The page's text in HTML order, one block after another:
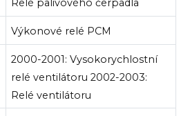
Relé palivového čerpadla
Výkonové relé PCM
2000-2001: Vysokorychlostní
relé ventilátoru 2002-2003:
Relé ventilátoru